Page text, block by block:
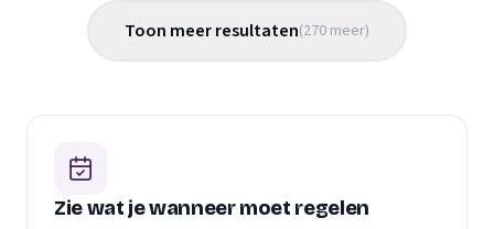
Toon meer resultaten(270 meer)
Zie wat je wanneer moet regelen